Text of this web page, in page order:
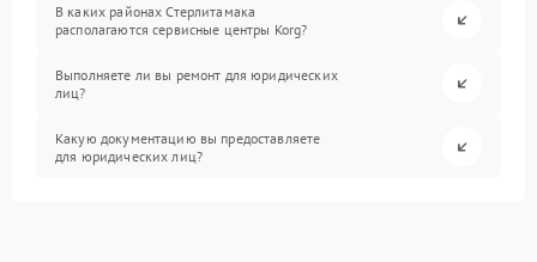
В каких районах Стерлитамака
располагаются сервисные центры Korg?
Выполняете ли вы ремонт для юридических
лиц?
Какую документацию вы предоставляете
для юридических лиц?